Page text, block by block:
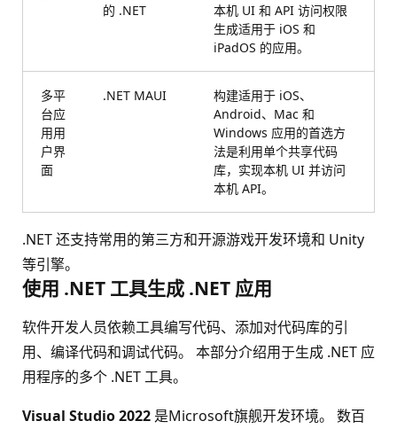
的 .NET
本机 UI 和 API 访问权限
生成适用于 iOS 和
iPadOS 的应用。
多平
台应
用用
户界
面
.NET MAUI
构建适用于 iOS、
Android、Mac 和
Windows 应用的首选方
法是利用单个共享代码
库，实现本机 UI 并访问
本机 API。
.NET 还支持常用的第三方和开源游戏开发环境和 Unity
等引擎。
使用 .NET 工具生成 .NET 应用
软件开发人员依赖工具编写代码、添加对代码库的引
用、编译代码和调试代码。 本部分介绍用于生成 .NET 应
用程序的多个 .NET 工具。
Visual Studio 2022 是Microsoft旗舰开发环境。 数百